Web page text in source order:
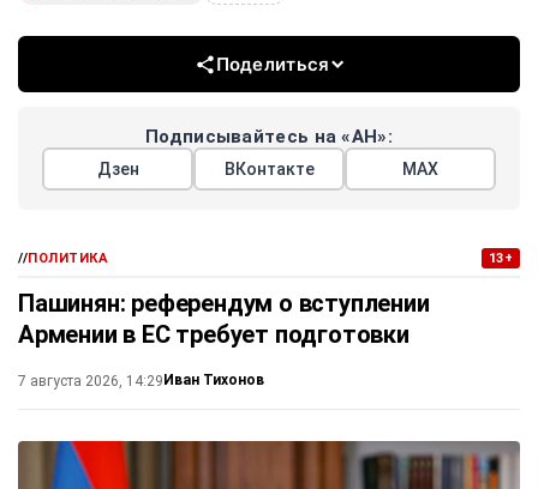
Поделиться
Подписывайтесь на «АН»:
Дзен ВКонтакте МАХ
//ПОЛИТИКА 13+
Пашинян: референдум о вступлении
Армении в ЕС требует подготовки
7 августа 2026, 14:29 Иван Тихонов